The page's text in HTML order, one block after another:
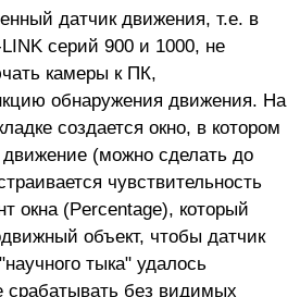
датчик движения, т.е. в
серий 900 и 1000, не
камеры к ПК,
обнаружения движения. На
создается окно, в котором
движение (можно сделать до
чувствительность
окна (Percentage), который
объект, чтобы датчик
тыка" удалось
срабатывать без видимых